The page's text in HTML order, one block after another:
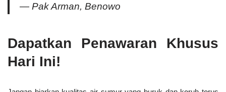
— Pak Arman, Benowo
Dapatkan Penawaran Khusus
Hari Ini!